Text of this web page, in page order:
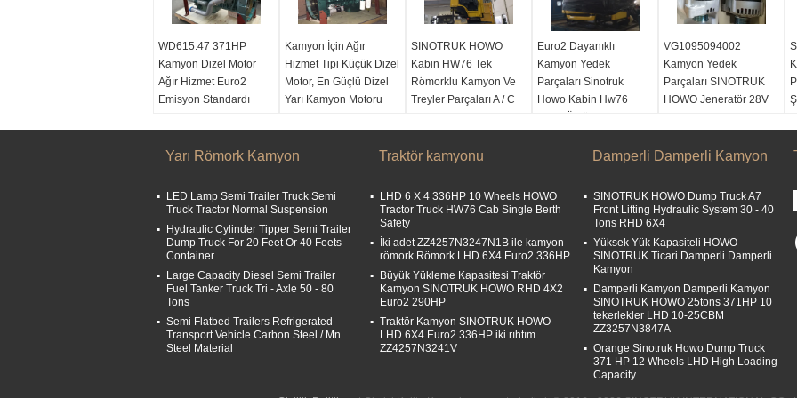
WD615.47 371HP
Kamyon Dizel Motor
Ağır Hizmet Euro2
Emisyon Standardı
Türü:Dizel
Emisyon Standardı:
Euro 2
Kamyon İçin Ağır
Hizmet Tipi Küçük Dizel
Motor, En Güçlü Dizel
Yarı Kamyon Motoru
Türü:
Emisyon Standardı:
Euro 2
SINOTRUK HOWO
Kabin HW76 Tek
Römorklu Kamyon Ve
Treyler Parçaları A / C
Türü:Kabinler
Emisyon Standardı:
Euro 2
Euro2 Dayanıklı
Kamyon Yedek
Parçaları Sinotruk
Howo Kabin Hw76
Modeli:
HW76
Emisyon Standardı:
VG1095094002
Kamyon Yedek
Parçaları SINOTRUK
HOWO Jeneratör 28V
Türü:VG1095094002
Emisyon Standardı:
Euro 2
Yarı Römork Kamyon
LED Lamp Semi Trailer Truck Semi
Truck Tractor Normal Suspension
Hydraulic Cylinder Tipper Semi Trailer
Dump Truck For 20 Feet Or 40 Feets
Container
Large Capacity Diesel Semi Trailer
Fuel Tanker Truck Tri - Axle 50 - 80
Tons
Semi Flatbed Trailers Refrigerated
Transport Vehicle Carbon Steel / Mn
Steel Material
Traktör kamyonu
LHD 6 X 4 336HP 10 Wheels HOWO
Tractor Truck HW76 Cab Single Berth
Safety
İki adet ZZ4257N3247N1B ile kamyon
römork Römork LHD 6X4 Euro2 336HP
Büyük Yükleme Kapasitesi Traktör
Kamyon SINOTRUK HOWO RHD 4X2
Euro2 290HP
Traktör Kamyon SINOTRUK HOWO
LHD 6X4 Euro2 336HP iki rıhtım
ZZ4257N3241V
Damperli Damperli Kamyon
SINOTRUK HOWO Dump Truck A7
Front Lifting Hydraulic System 30 - 40
Tons RHD 6X4
Yüksek Yük Kapasiteli HOWO
SINOTRUK Ticari Damperli Damperli
Kamyon
Damperli Kamyon Damperli Kamyon
SINOTRUK HOWO 25tons 371HP 10
tekerlekler LHD 10-25CBM
ZZ3257N3847A
Orange Sinotruk Howo Dump Truck
371 HP 12 Wheels LHD High Loading
Capacity